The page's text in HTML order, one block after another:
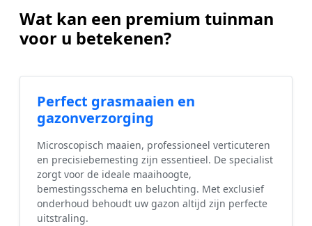
Wat kan een premium tuinman
voor u betekenen?
Perfect grasmaaien en
gazonverzorging
Microscopisch maaien, professioneel verticuteren
en precisiebemesting zijn essentieel. De specialist
zorgt voor de ideale maaihoogte,
bemestingsschema en beluchting. Met exclusief
onderhoud behoudt uw gazon altijd zijn perfecte
uitstraling.